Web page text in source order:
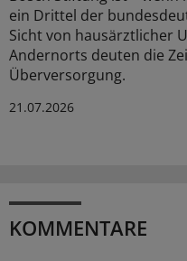
ein Drittel der
Sicht von hausärztlicher
Andernorts deuten die
Überversorgung.
21.07.2026
KOMMENTARE